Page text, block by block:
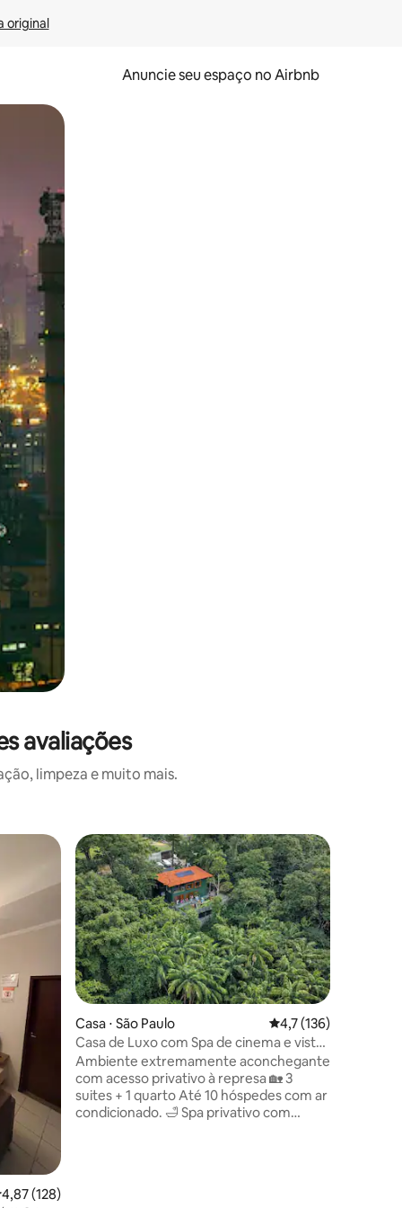
original
Anuncie seu espaço no Airbnb
o dedo na tela.
avaliações
limpeza e muito mais.
de uma avaliação média de 5, 128 avaliações
4,87 (128)
Casa ⋅ São Paulo 4,7 de uma avaliação
4,7 (136)
Casa de Luxo com Spa de cinema e vista
maravilhosa
Ambiente extremamente aconchegante
com acesso privativo à represa 🏡 3
suites + 1 quarto Até 10 hóspedes com ar
condicionado. 🛁 Spa privativo com